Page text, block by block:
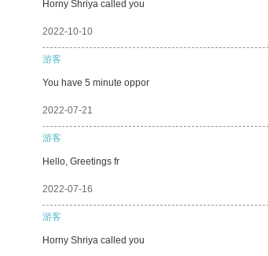
Horny Shriya called you
2022-10-10
游客
You have 5 minute oppor
2022-07-21
游客
Hello, Greetings fr
2022-07-16
游客
Horny Shriya called you